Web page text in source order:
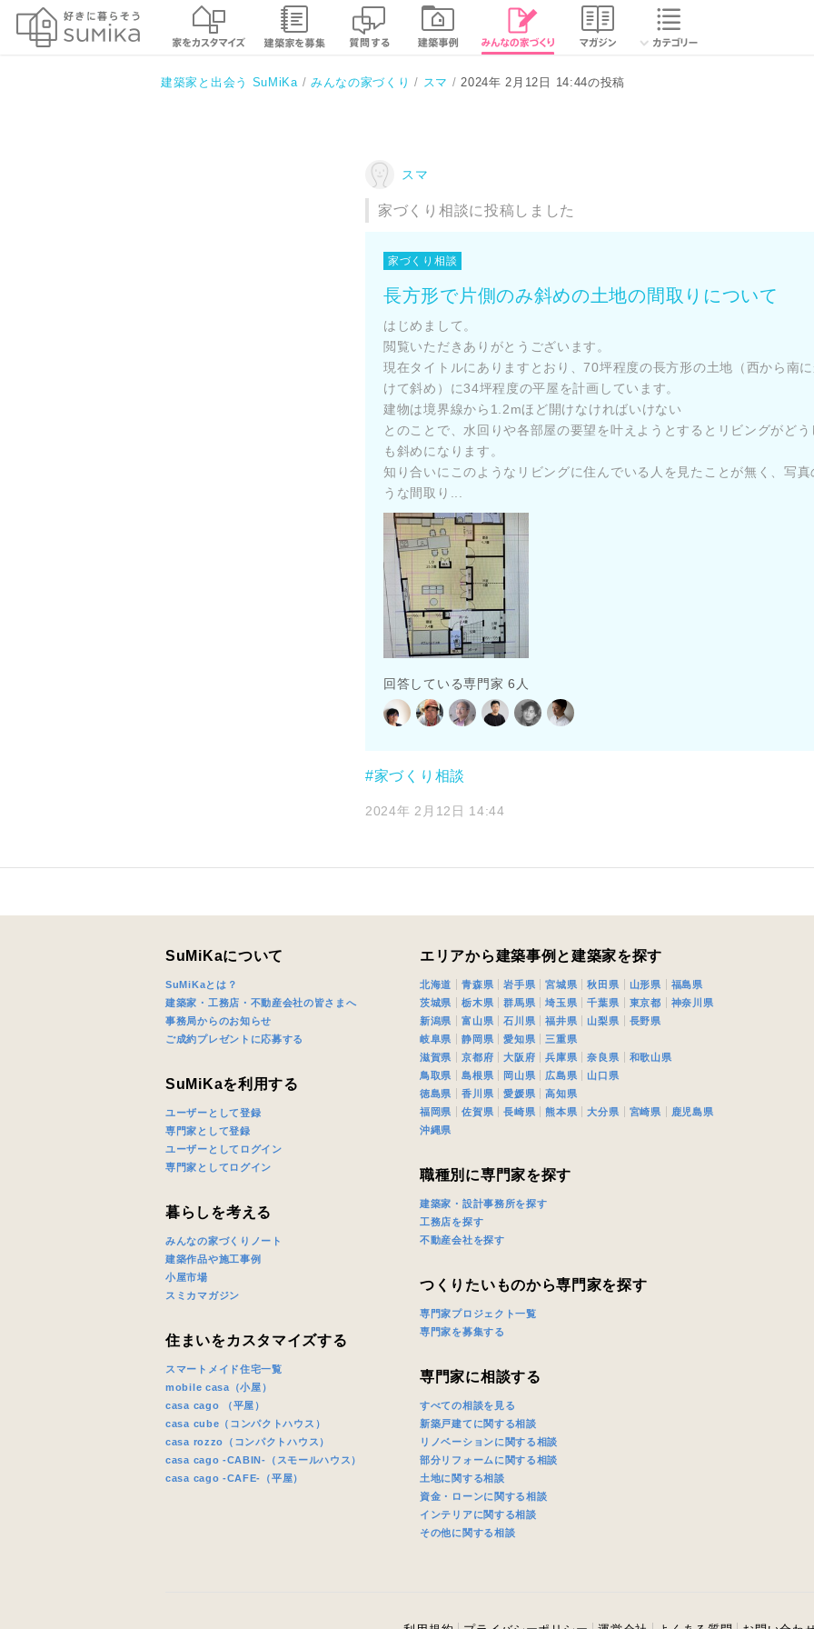
建築家と出会う SuMiKa みんなの家づくり スマ 2024年 2月12日 14:44の投稿
スマ
家づくり相談に投稿しました
家づくり相談
長方形で片側のみ斜めの土地の間取りについて
はじめまして。
閲覧いただきありがとうございます。
現在タイトルにありますとおり、70坪程度の長方形の土地（西から南
けて斜め）に34坪程度の平屋を計画しています。
建物は境界線から1.2mほど開けなければいけない
とのことで、水回りや各部屋の要望を叶えようとするとリビングがどう
も斜めになります。
知り合いにこのようなリビングに住んでいる人を見たことが無く、写真
うな間取り...
回答している専門家 6人
#家づくり相談
2024年 2月12日 14:44
キャンセル SuMiKaにユーザー登録す
SuMiKaについて
SuMiKaとは？
建築家・工務店・不動産会社の皆さまへ
事務局からのお知らせ
ご成約プレゼントに応募する
SuMiKaを利用する
ユーザーとして登録
専門家として登録
ユーザーとしてログイン
専門家としてログイン
暮らしを考える
みんなの家づくりノート
建築作品や施工事例
小屋市場
スミカマガジン
住まいをカスタマイズする
スマートメイド住宅一覧
mobile casa（小屋）
casa cago （平屋）
casa cube（コンパクトハウス）
casa rozzo（コンパクトハウス）
casa cago -CABIN-（スモールハウス）
casa cago -CAFE-（平屋）
エリアから建築事例と建築家を探す
北海道 青森県 岩手県 宮城県 秋田県 山形県
福島県
茨城県
栃木県 群馬県 埼玉県 千葉県 東京都
神奈川県
新潟県
富山県 石川県 福井県 山梨県
長野県
岐阜県
静岡県 愛知県
三重県
滋賀県
京都府 大阪府 兵庫県 奈良県
和歌山県
鳥取県
島根県 岡山県 広島県
山口県
徳島県
香川県 愛媛県
高知県
福岡県
佐賀県 長崎県 熊本県 大分県 宮崎県
鹿児島県
沖縄県
職種別に専門家を探す
建築家・設計事務所を探す
工務店を探す
不動産会社を探す
つくりたいものから専門家を探す
専門家プロジェクト一覧
専門家を募集する
専門家に相談する
すべての相談を見る
新築戸建てに関する相談
リノベーションに関する相談
部分リフォームに関する相談
土地に関する相談
資金・ローンに関する相談
インテリアに関する相談
その他に関する相談